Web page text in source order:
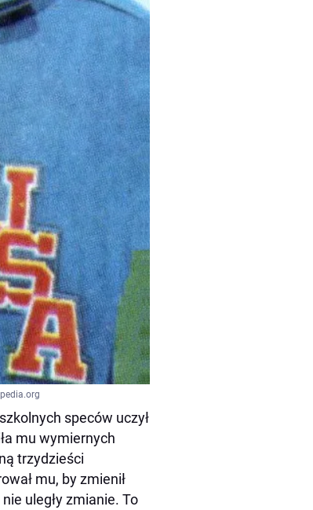
speców uczył
mu wymiernych
trzydzieści
mu, by zmienił
uległy zmianie. To